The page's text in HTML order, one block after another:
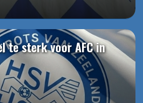
te sterk voor AFC in